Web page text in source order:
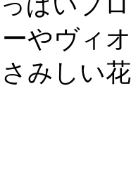
やヴィ
みしい